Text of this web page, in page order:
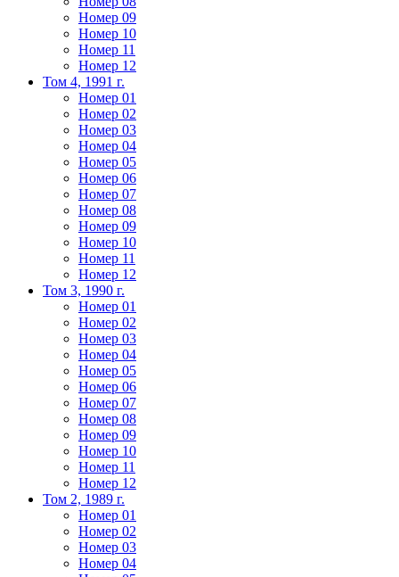
Номер 09
Номер 10
Номер 11
Номер 12
Том 4, 1991 г.
Номер 01
Номер 02
Номер 03
Номер 04
Номер 05
Номер 06
Номер 07
Номер 08
Номер 09
Номер 10
Номер 11
Номер 12
Том 3, 1990 г.
Номер 01
Номер 02
Номер 03
Номер 04
Номер 05
Номер 06
Номер 07
Номер 08
Номер 09
Номер 10
Номер 11
Номер 12
Том 2, 1989 г.
Номер 01
Номер 02
Номер 03
Номер 04